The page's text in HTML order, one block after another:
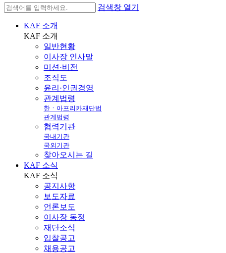
검색창 열기
KAF 소개
KAF 소개
일반현황
이사장 인사말
미션·비전
조직도
윤리·인권경영
관계법령
한ㆍ아프리카재단법
관계법령
협력기관
국내기관
국외기관
찾아오시는 길
KAF 소식
KAF 소식
공지사항
보도자료
언론보도
이사장 동정
재단소식
입찰공고
채용공고